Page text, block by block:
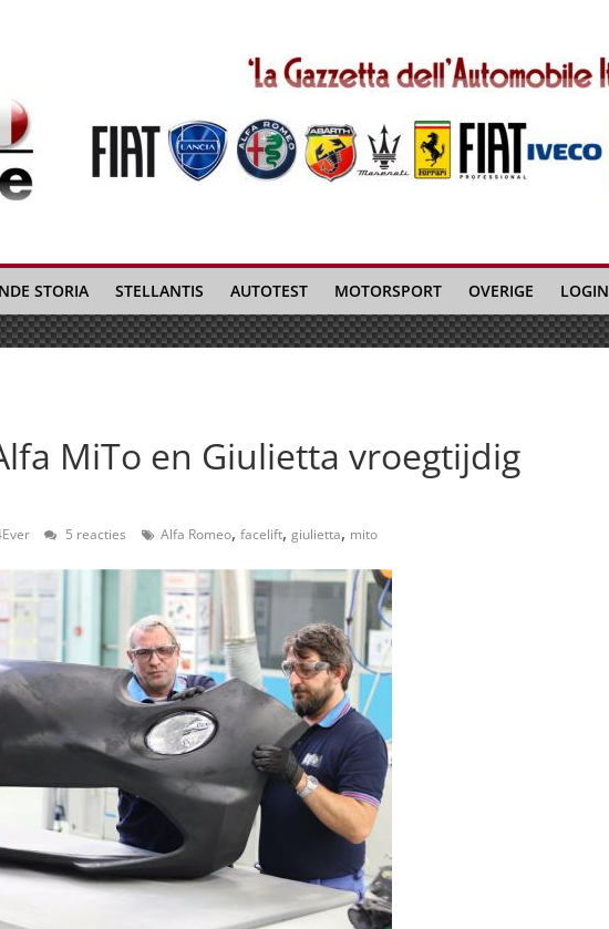
STORIA STELLANTIS AUTOTEST MOTORSPORT OVERIGE LOGIN
MiTo en Giulietta vroegtijdig
5 reacties Alfa Romeo, facelift, giulietta, mito